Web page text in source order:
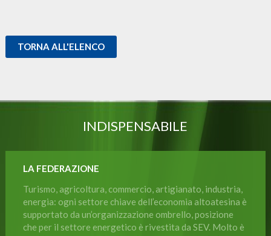
TORNA ALL'ELENCO
INDISPENSABILE
LA FEDERAZIONE
Turismo, agricoltura, commercio, artigianato, industria,
energia: ogni settore chiave dell’economia altoatesina è
supportato da un’organizzazione ombrello, posizione
che per il settore energetico è rivestita da SEV. Molto è